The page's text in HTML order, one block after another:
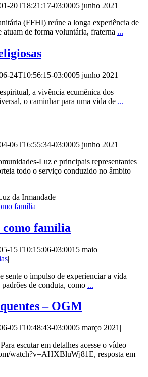
20T18:21:17-03:0005 junho 2021 |
(FFHI) reúne a longa experiência de
atuam de forma voluntária, fraterna ...
24T10:56:15-03:0005 junho 2021 |
a vivência ecumênica dos
o caminhar para uma vida de ...
06T16:55:34-03:0005 junho 2021 |
Luz e principais representantes
todo o serviço conduzido no âmbito
família
como família
15T10:15:06-03:0015 maio
|
sente o impulso de experienciar a vida
de conduta, como ...
– OGM
05T10:48:43-03:0005 março 2021 |
escutar em detalhes acesse o vídeo
watch?v=AHXBluWj81E, resposta em